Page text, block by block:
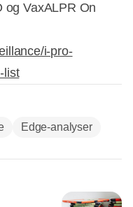
og VaxALPR On
i-pro-
list
Edge-analyser